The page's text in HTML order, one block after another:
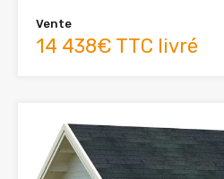
Vente
14 438€ TTC livré